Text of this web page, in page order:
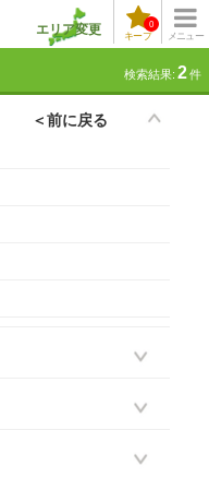
メニュー
キープ
0
エリア変更
検索結果: 2件
＜前に戻る